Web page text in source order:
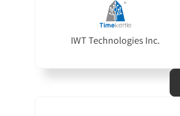
IWT Technologies Inc.